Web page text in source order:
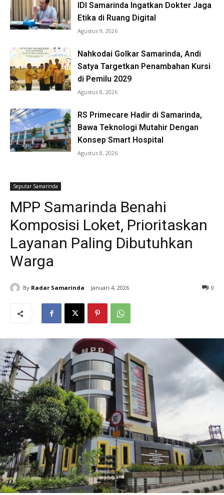
IDI Samarinda Ingatkan Dokter Jaga
Etika di Ruang Digital
Agustus 9, 2026
Nahkodai Golkar Samarinda, Andi
Satya Targetkan Penambahan Kursi
di Pemilu 2029
Agustus 8, 2026
RS Primecare Hadir di Samarinda,
Bawa Teknologi Mutahir Dengan
Konsep Smart Hospital
Agustus 8, 2026